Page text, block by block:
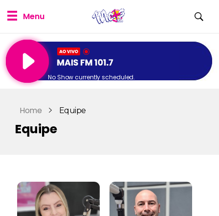
No Show currently scheduled.
Home Equipe
Equipe